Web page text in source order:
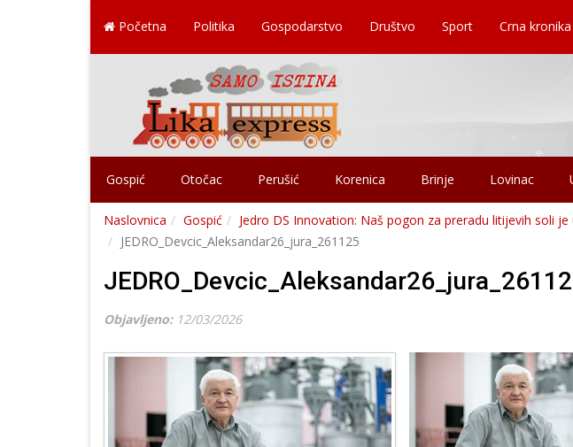
Početna Politika Gospodarstvo Društvo Sport Crna kronika
Gospić Otočac Perušić Korenica Brinje Lovinac
Naslovnica Gospić
Jedro DS Innovation: Naš pogon za preradu litijevih soli
JEDRO_Devcic_Aleksandar26_jura_261125
Objavljeno: 12/03/2026